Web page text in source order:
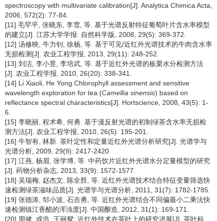
spectroscopy with multivariate calibration[J]. Analytica Chimica Acta,
2006, 572(2): 77-84.
[11] 毛罕平, 张晓东, 李雪, 等. 基于光谱反射特征葡萄叶片含水率模型
的建立[J]. 江苏大学学报: 自然科学版, 2008, 29(5): 369-372.
[12] 汤修映, 牛力钊, 徐杨, 等. 基于可见/近红外光谱技术的牛肉含水率
无损检测[J]. 农业工程学报, 2013, 29(11): 248-252.
[13] 刘洁, 李小昱, 李培武, 等. 基于近红外光谱的板栗水分检测方法
[J]. 农业工程学报, 2010, 26(20): 338-341.
[14] Li Xiaoli, He Yong.Chlorophyll assessment and sensitive
wavelength exploration for tea (Camellia sinensis) based on
reflectance spectral characteristics[J]. Hortscience, 2008, 43(5): 1-
6.
[15] 李晓丽, 程术希, 何勇. 基于漫反射光谱的初制绿茶含水率无损检
测方法[J]. 农业工程学报, 2010, 26(5): 195-201.
[16] 牛智有, 林新. 茶叶定性和定量近红外光谱分析研究[J]. 光谱学与
光谱分析, 2009, 29(9): 2417-2420.
[17] 江燕, 杨眉, 张学博, 等. 中药饮片近红外光谱水分定量模型的研究
[J]. 药物分析杂志, 2013, 33(9): 1572-1577.
[18] 吴瑞梅, 赵杰文, 陈全胜, 等. 近红外光谱技术结合特征变量筛选快
速检测绿茶滋味品质[J]. 光谱学与光谱分析, 2011, 31(7): 1782-1785.
[19] 张德涛, 邹小波, 石吉勇, 等. 近红外光谱结合不同偏最小二乘法快
速检测镇江香醋的浑浊度[J]. 中国酿造, 2012, 31(1): 169-171.
[20] 周健, 成浩, 王丽鸳. 近红外技术在茶叶上的研究进展[J]. 茶叶科